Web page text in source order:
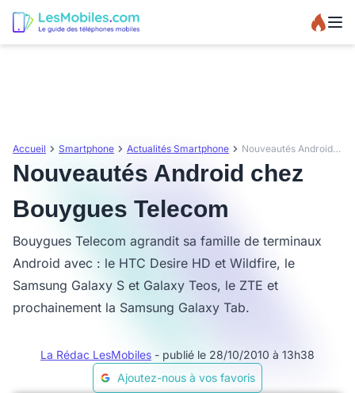
Accueil Smartphone Actualités Smartphone Nouveautés Android chez Bouygues Telecom
Nouveautés Android chez
Bouygues Telecom
Bouygues Telecom agrandit sa famille de terminaux
Android avec : le HTC Desire HD et Wildfire, le
Samsung Galaxy S et Galaxy Teos, le ZTE et
prochainement la Samsung Galaxy Tab.
La Rédac LesMobiles - publié le 28/10/2010 à 13h38
Ajoutez-nous à vos favoris